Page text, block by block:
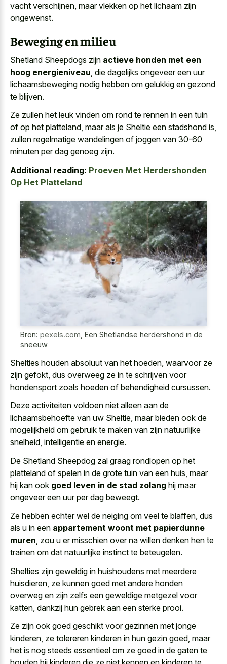
vacht verschijnen, maar vlekken op het lichaam zijn
ongewenst.
Beweging en milieu
Shetland Sheepdogs zijn actieve honden met een
hoog energieniveau , die dagelijks ongeveer een uur
lichaamsbeweging nodig hebben om gelukkig en gezond
te blijven.
Ze zullen het leuk vinden om rond te rennen in een tuin
of op het platteland, maar als je Sheltie een stadshond is,
zullen regelmatige wandelingen of joggen van 30-60
minuten per dag genoeg zijn.
Additional reading: Proeven Met Herdershonden
Op Het Platteland
Bron: pexels.com Een Shetlandse herdershond in de
sneeuw
Shelties houden absoluut van het hoeden, waarvoor ze
zijn gefokt, dus overweeg ze in te schrijven voor
hondensport zoals hoeden of behendigheid cursussen.
Deze activiteiten voldoen niet alleen aan de
lichaamsbehoefte van uw Sheltie, maar bieden ook de
mogelijkheid om gebruik te maken van zijn natuurlijke
snelheid, intelligentie en energie.
De Shetland Sheepdog zal graag rondlopen op het
platteland of spelen in de grote tuin van een huis, maar
hij kan ook goed leven in de stad zolang hij maar
ongeveer een uur per dag beweegt.
Ze hebben echter wel de neiging om veel te blaffen, dus
als u in een appartement woont met papierdunne
muren, zou u er misschien over na willen denken hen te
trainen om dat natuurlijke instinct te beteugelen.
Shelties zijn geweldig in huishoudens met meerdere
huisdieren, ze kunnen goed met andere honden
overweg en zijn zelfs een geweldige metgezel voor
katten, dankzij hun gebrek aan een sterke prooi.
Ze zijn ook goed geschikt voor gezinnen met jonge
kinderen, ze tolereren kinderen in hun gezin goed, maar
het is nog steeds essentieel om ze goed in de gaten te